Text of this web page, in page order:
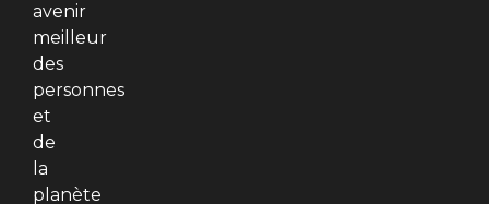
avenir
meilleur
des
personnes
et
de
la
planète